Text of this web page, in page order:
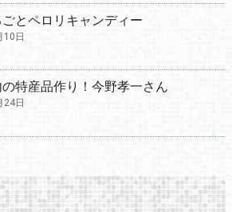
とペロリキャンディー
10日
特産品作り！今野孝一さん
24日